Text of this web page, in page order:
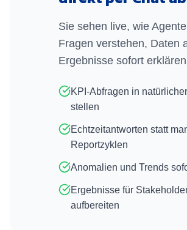
Sie sehen live, wie
Fragen verstehen, Daten
Ergebnisse sofort
KPI-Abfragen in
stellen
Echtzeitantworten statt
Reportzyklen
Anomalien und Trends
Ergebnisse für
aufbereiten